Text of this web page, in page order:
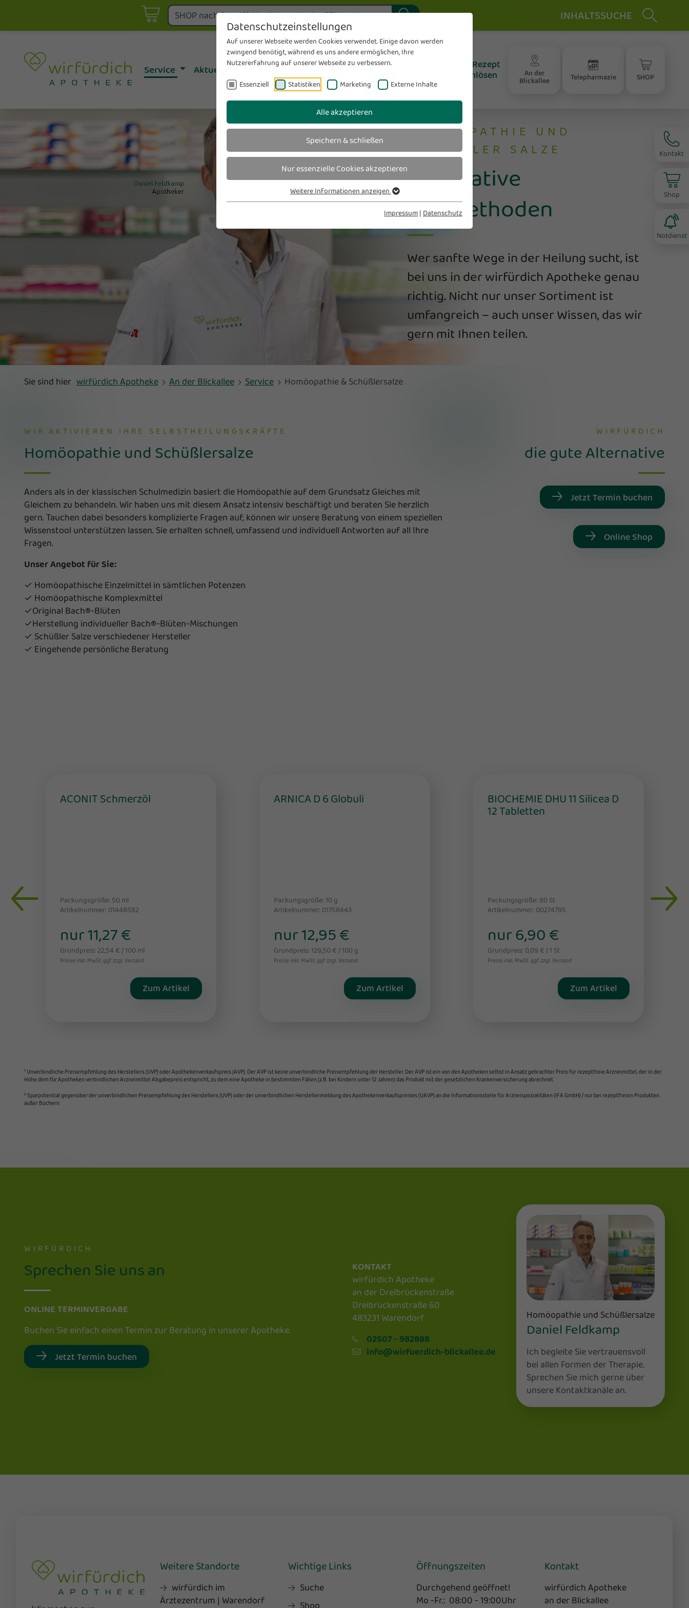
Datenschutzeinstellungen
Auf unserer Webseite werden Cookies verwendet. Einige davon werden
zwingend benötigt, während es uns andere ermöglichen, Ihre
Nutzererfahrung auf unserer Webseite zu verbessern.
Essenziell Statistiken Marketing Externe Inhalte
Alle akzeptieren
Speichern & schließen
Nur essenzielle Cookies akzeptieren
Weitere Informationen anzeigen
Impressum | Datenschutz
INHALTSSUCHE
Service
Asthma- & Allergie-Betreuung
Individuelle Rezepturen
Medela-Milchpumpenverleih
Meine Karte – Meine Gesundheit
Messen & checken
Schwangerschaft & Stillzeit
Experten in der
Kompressionstherapie
Aktuelles
Aktionen
fürdich Aktuell - Magazin
E-Rezept einlösen
pflege.kraft Angebote wirfürdich
Das wirfürdich-Prinzip
Karriere
Team
E‑Rezept
einlösen
An der
Blickallee Telepharmazie SHOP
HOMÖOPATHIE UND
SCHÜSSLER SALZE
Alternative
Heilmethoden
Wer sanfte Wege in der Heilung sucht, ist
bei uns in der wirfürdich Apotheke genau
richtig. Nicht nur unser Sortiment ist
umfangreich – auch unser Wissen, das wir
gern mit Ihnen teilen.
Sie sind hier wirfürdich Apotheke An der Blickallee Service Homöopathie & Schüßlersalze
WIR AKTIVIEREN IHRE SELBSTHEILUNGSKRÄFTE
Homöopathie und Schüßlersalze
Anders als in der klassischen Schulmedizin basiert die Homöopathie auf dem Grundsatz Gleiches mit
Gleichem zu behandeln. Wir haben uns mit diesem Ansatz intensiv beschäftigt und beraten Sie herzlich
gern. Tauchen dabei besonders komplizierte Fragen auf, können wir unsere Beratung von einem speziellen
Wissenstool unterstützen lassen. Sie erhalten schnell, umfassend und individuell Antworten auf all Ihre
Fragen.
Unser Angebot für Sie:
✓ Homöopathische Einzelmittel in sämtlichen Potenzen
✓ Homöopathische Komplexmittel
✓Original Bach®-Blüten
✓Herstellung individueller Bach®-Blüten-Mischungen
✓ Schüßler Salze verschiedener Hersteller
✓ Eingehende persönliche Beratung
WIRFÜRDICH
die gute Alternative
Jetzt Termin buchen
Online Shop
ACONIT Schmerzöl
Packungsgröße: 50 ml
Artikelnummer: 01448582
nur 11,27 €
Grundpreis: 22,54 € / 100 ml
Preise inkl. MwSt. ggf. zzgl. Versand
Zum Artikel
ARNICA D 6 Globuli
Packungsgröße: 10 g
Artikelnummer: 01758443
nur 12,95 €
Grundpreis: 129,50 € / 100 g
Preise inkl. MwSt. ggf. zzgl. Versand
Zum Artikel
BIOCHEMIE DHU 11 Silicea D
12 Tabletten
Packungsgröße: 80 St
Artikelnummer: 00274795
nur 6,90 €
Grundpreis: 0,09 € / 1 St
Preise inkl. MwSt. ggf. zzgl. Versand
Zum Artikel
1 Unverbindliche Preisempfehlung des Herstellers (UVP) oder Apothekenverkaufspreis (AVP). Der AVP ist keine unverbindliche Preisempfehlung der Hersteller. Der AVP ist ein von den Apotheken selbst in Ansatz gebrachter Preis für rezeptfreie Arzneimittel, der in der
Höhe dem für Apotheken verbindlichen Arzneimittel Abgabepreis entspricht, zu dem eine Apotheke in bestimmten Fällen (z.B. bei Kindern unter 12 Jahren) das Produkt mit der gesetzlichen Krankenversicherung abrechnet.
2Sparpotential gegenüber der unverbindlichen Preisempfehlung des Herstellers (UVP) oder der unverbindlichen Herstellermeldung des Apothekenverkaufspreises (UAVP) an die Informationsstelle für Arzneispezialitäten (IFA GmbH) / nur bei rezeptfreien Produkten
außer Büchern.
WIRFÜRDICH
Sprechen Sie uns an
ONLINE TERMINVERGABE
Buchen Sie einfach einen Termin zur Beratung in unserer Apotheke.
Jetzt Termin buchen
KONTAKT
wirfürdich Apotheke
an der Dreibrückenstraße
Dreibrückenstraße 60
483231 Warendorf
02507 - 982888
info@wirfuerdich-blickallee.de
Homöopathie und Schüßlersalze
Daniel Feldkamp
Ich begleite Sie vertrauensvoll
bei allen Formen der Therapie.
Sprechen Sie mich gerne über
unsere Kontaktkanäle an.
Weitere Standorte
wirfürdich im
Ärztezentrum | Warendorf
Wichtige Links
Suche
Öffnungszeiten
Durchgehend geöffnet!
Mo -Fr.: 08:00 - 19:00Uhr
Kontakt
wirfürdich Apotheke
an der Blickallee
Kontakt
Shop
Notdienst